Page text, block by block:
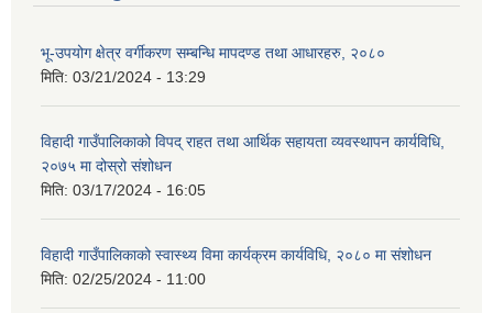
भू-उपयोग क्षेत्र वर्गीकरण सम्बन्धि मापदण्ड तथा आधारहरु, २०८०
मिति: 03/21/2024 - 13:29
विहादी गाउँपालिकाको विपद् राहत तथा आर्थिक सहायता व्यवस्थापन कार्यविधि,
२०७५ मा दोस्रो संशोधन
मिति: 03/17/2024 - 16:05
विहादी गाउँपालिकाको स्वास्थ्य विमा कार्यक्रम कार्यविधि, २०८० मा संशोधन
मिति: 02/25/2024 - 11:00